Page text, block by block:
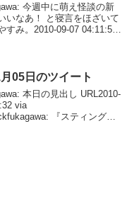
今週中に萌え怪談の新
いなあ！ と寝言をほざいて
すみ。2010-09-07 04:11:57
05日のツイート
本日の見出し URL2010-
via
『スティング』